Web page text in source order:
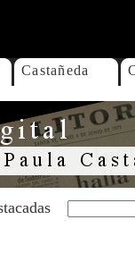
Castañeda